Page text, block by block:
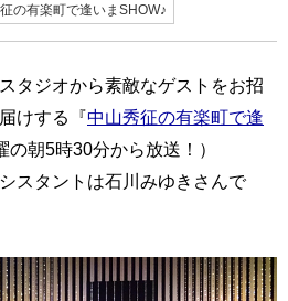
の有楽町で逢いまSHOW♪
タジオから素敵なゲストをお招
けする『中山秀征の有楽町で逢
の朝5時30分から放送！）
スタントは石川みゆきさんで